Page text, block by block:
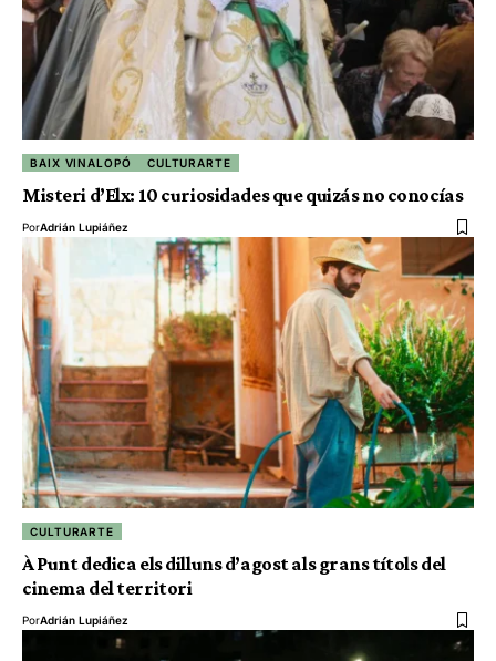
BAIX VINALOPÓ CULTURARTE
Misteri d’Elx: 10 curiosidades que quizás no conocías
PorAdrián Lupiáñez
CULTURARTE
À Punt dedica els dilluns d’agost als grans títols del
cinema del territori
PorAdrián Lupiáñez